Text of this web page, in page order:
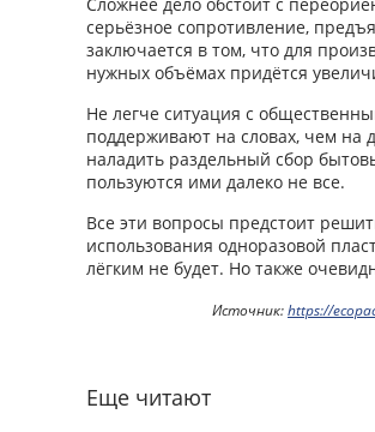
серьёзное сопротивление,
заключается в том, что для
нужных объёмах придётся
Не легче ситуация с
поддерживают на словах, чем на
наладить раздельный сбор
пользуются ими далеко не все.
Все эти вопросы предстоит
использования одноразовой
лёгким не будет. Но также
Источник:https://
Еще читают